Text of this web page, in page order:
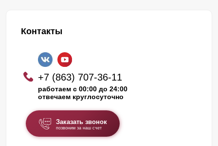
Контакты
+7 (863) 707-36-11
работаем с 00:00 до 24:00
отвечаем круглосуточно
Заказать звонок
позвоним за наш счет